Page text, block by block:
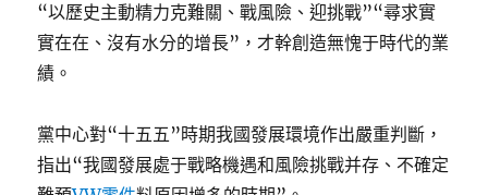
“以歷史主動精力克難關、戰風險、迎挑戰”“尋求實
實在在、沒有水分的增長”，才幹創造無愧于時代的業
績。
黨中心對“十五五”時期我國發展環境作出嚴重判斷，
指出“我國發展處于戰略機遇和風險挑戰并存、不確定